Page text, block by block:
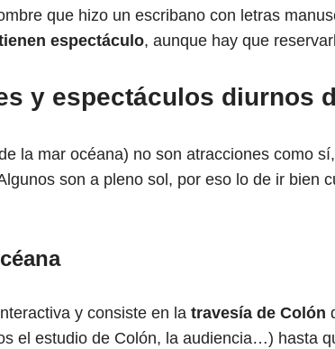
que hizo un escribano con letras
espectáculo, aunque hay que
y espectáculos diurnos
la mar océana) no son atracciones como
son a pleno sol, por eso lo de ir bien
y consiste en la travesía de Colón
el estudio de Colón, la audiencia…) hasta